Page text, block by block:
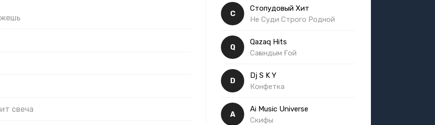
свеча
С
Стопудовый Хит
Не Суди Строго Родной
Q
Qazaq Hits
Сағындым Ғой
D
Dj S K Y
Конфетка
A
Ai Music Universe
Скифы